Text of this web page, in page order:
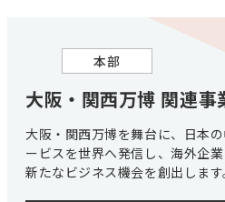
本部
大阪・関西万博 関連事
大阪・関西万博を舞台に、日本
ービスを世界へ発信し、海外企
新たなビジネス機会を創出します